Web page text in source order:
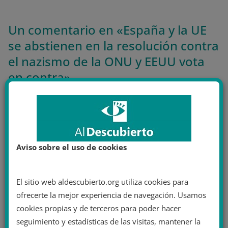
Un comentario en «España y la UE
se abstienen en la resolución contra
el nazismo de la ONU y EEUU vota
en contra»
el 25 diciembre 2020 a las 14 h 56 min
Carmen negrin así que sufrimiento dices? Sería
los cuales quedarán muy pocos… ahora es
ganas de marear la perdiz… seguro que vais a
visitar la tumba de vuestros abuelos ahora? Si
hacemos un estudio seguro que no llega ni al
Aviso sobre el uso de cookies
El sitio web aldescubierto.org utiliza cookies para
ofrecerte la mejor experiencia de navegación. Usamos
cookies propias y de terceros para poder hacer
seguimiento y estadísticas de las visitas, mantener la